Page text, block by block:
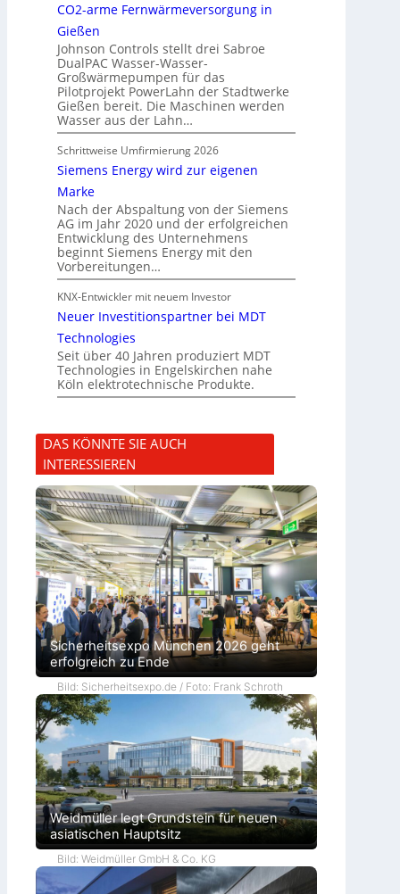
CO2-arme Fernwärmeversorgung in
Gießen
Johnson Controls stellt drei Sabroe
DualPAC Wasser-Wasser-
Großwärmepumpen für das
Pilotprojekt PowerLahn der Stadtwerke
Gießen bereit. Die Maschinen werden
Wasser aus der Lahn…
Schrittweise Umfirmierung 2026
Siemens Energy wird zur eigenen
Marke
Nach der Abspaltung von der Siemens
AG im Jahr 2020 und der erfolgreichen
Entwicklung des Unternehmens
beginnt Siemens Energy mit den
Vorbereitungen…
KNX-Entwickler mit neuem Investor
Neuer Investitionspartner bei MDT
Technologies
Seit über 40 Jahren produziert MDT
Technologies in Engelskirchen nahe
Köln elektrotechnische Produkte.
DAS KÖNNTE SIE AUCH
INTERESSIEREN
Sicherheitsexpo München 2026 geht
erfolgreich zu Ende
Bild: Sicherheitsexpo.de / Foto: Frank Schroth
Weidmüller legt Grundstein für neuen
asiatischen Hauptsitz
Bild: Weidmüller GmbH & Co. KG